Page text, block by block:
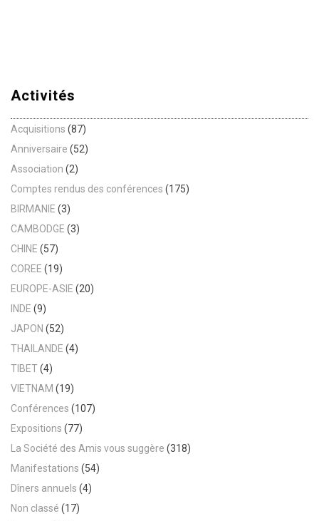
Activités
Acquisitions (87)
Anniversaire (52)
Association (2)
Comptes rendus des conférences (175)
BIRMANIE (3)
CAMBODGE (3)
CHINE (57)
COREE (19)
EUROPE-ASIE (20)
INDE (9)
JAPON (52)
THAILANDE (4)
TIBET(4)
VIETNAM (19)
Conférences (107)
Expositions (77)
La Société des Amis vous suggère (318)
Manifestations (54)
Dîners annuels (4)
Non classé (17)